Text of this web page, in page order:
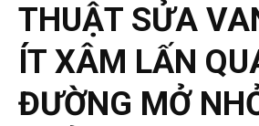
THUẬT SỬA
ÍT XÂM LẤN
ĐƯỜNG MỞ